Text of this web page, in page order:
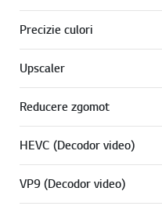
Precizie culori
Upscaler
Reducere zgomot
HEVC (Decodor video)
VP9 (Decodor video)